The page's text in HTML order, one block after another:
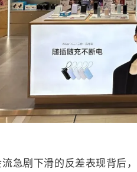
急剧下滑的反差表现背后